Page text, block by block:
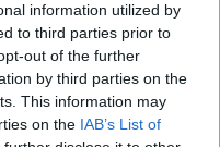
information utilized by
to third parties prior to
out of the further
by third parties on the
This information may
on the IAB’s List of
της
έπρεπε να
στον